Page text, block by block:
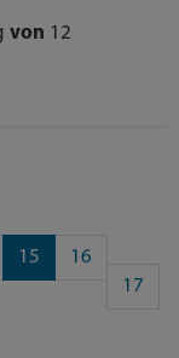
von 12
15
16
17